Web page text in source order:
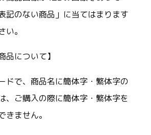
記のない商品」に当てはまります
い。
品について】
ドで、商品名に簡体字・繁体字の
、ご購入の際に簡体字・繁体字を
きません。